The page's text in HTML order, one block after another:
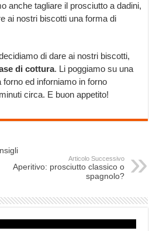
anche tagliare il prosciutto a dadini,
ai nostri biscotti una forma di
di dare ai nostri biscotti,
di cottura. Li poggiamo su una
ed inforniamo in forno
circa. E buon appetito!
Articolo Successivo
Aperitivo: prosciutto classico o
spagnolo?